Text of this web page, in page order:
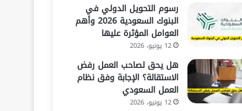
رسوم التحويل الدولي في
البنوك السعودية 2026 وأهم
العوامل المؤثرة عليها
12 يونيو، 2026
هل يحق لصاحب العمل رفض
الاستقالة؟ الإجابة وفق نظام
العمل السعودي
12 يونيو، 2026